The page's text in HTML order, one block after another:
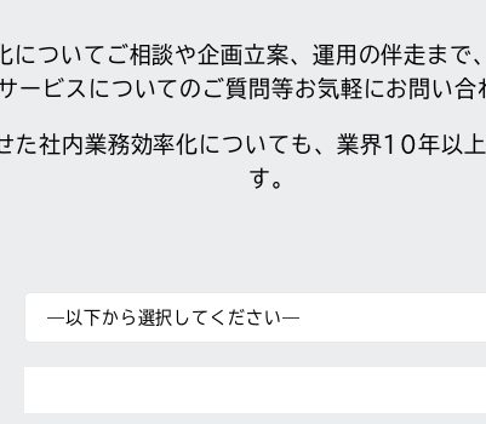
についてご相談や企画立案、運用の伴走まで
ービスについてのご質問等お気軽にお問い合
た社内業務効率化についても、業界10年以
す。
—以下から選択してください—